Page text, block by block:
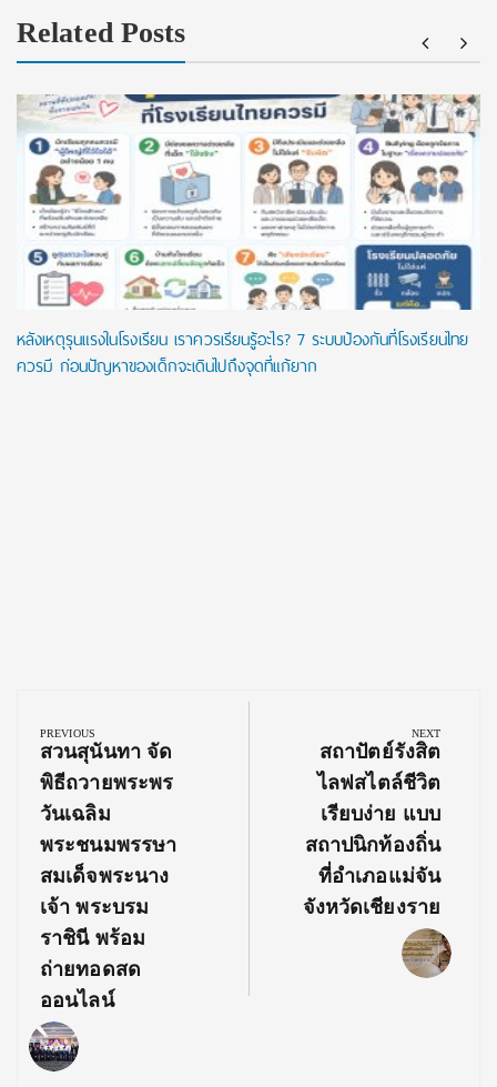
Related Posts
หลังเหตุรุนแรงในโรงเรียน เราควรเรียนรู้อะไร? 7 ระบบป้องกันที่โรงเรียนไทย
ควรมี ก่อนปัญหาของเด็กจะเดินไปถึงจุดที่แก้ยาก
navigation
PREVIOUS
Previous
Post:
สวนสุนันทา จัด
พิธีถวายพระพร
วันเฉลิม
พระชนมพรรษา
สมเด็จพระนาง
เจ้า พระบรม
ราชินี พร้อม
ถ่ายทอดสด
ออนไลน์
NEXT
Next
Post:
สถาปัตย์รังสิต
ไลฟสไตล์ชีวิต
เรียบง่าย แบบ
สถาปนิกท้องถิ่น
ที่อำเภอแม่จัน
จังหวัดเชียงราย